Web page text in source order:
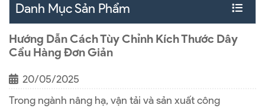
Danh Mục Sản Phẩm
Hướng Dẫn Cách Tùy Chỉnh Kích Thước Dây
Cẩu Hàng Đơn Giản
20/05/2025
Trong ngành nâng hạ, vận tải và sản xuất công